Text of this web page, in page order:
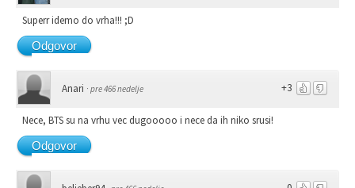
Superr idemo do vrha!!! ;D
Odgovor
+3
Anari · pre 466 nedelje
Nece, BTS su na vrhu vec dugooooo i nece da ih niko srusi!
Odgovor